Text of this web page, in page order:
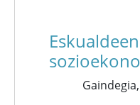
Gaindegia,